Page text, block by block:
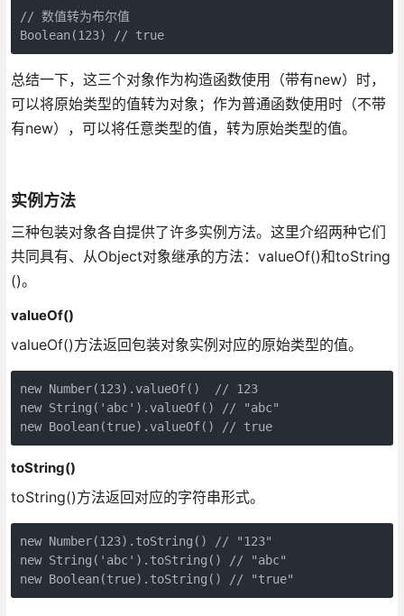
// 数值转为布尔值
Boolean(123) // true
总结一下，这三个对象作为构造函数使用（带有new）时，
可以将原始类型的值转为对象；作为普通函数使用时（不带
有new），可以将任意类型的值，转为原始类型的值。
实例方法
三种包装对象各自提供了许多实例方法。这里介绍两种它们
共同具有、从Object对象继承的方法：valueOf()和toString
()。
valueOf()
valueOf()方法返回包装对象实例对应的原始类型的值。
new Number(123).valueOf()  // 123
new String('abc').valueOf() // "abc"
new Boolean(true).valueOf() // true
toString()
toString()方法返回对应的字符串形式。
new Number(123).toString() // "123"
new String('abc').toString() // "abc"
new Boolean(true).toString() // "true"